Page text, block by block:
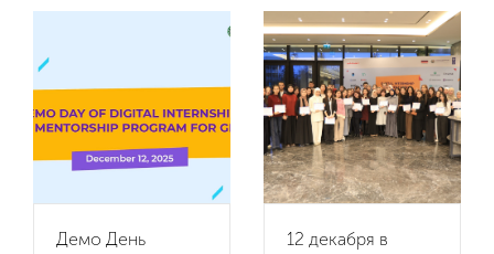
Мероприятия
Новости
Демо День
12 декабря в